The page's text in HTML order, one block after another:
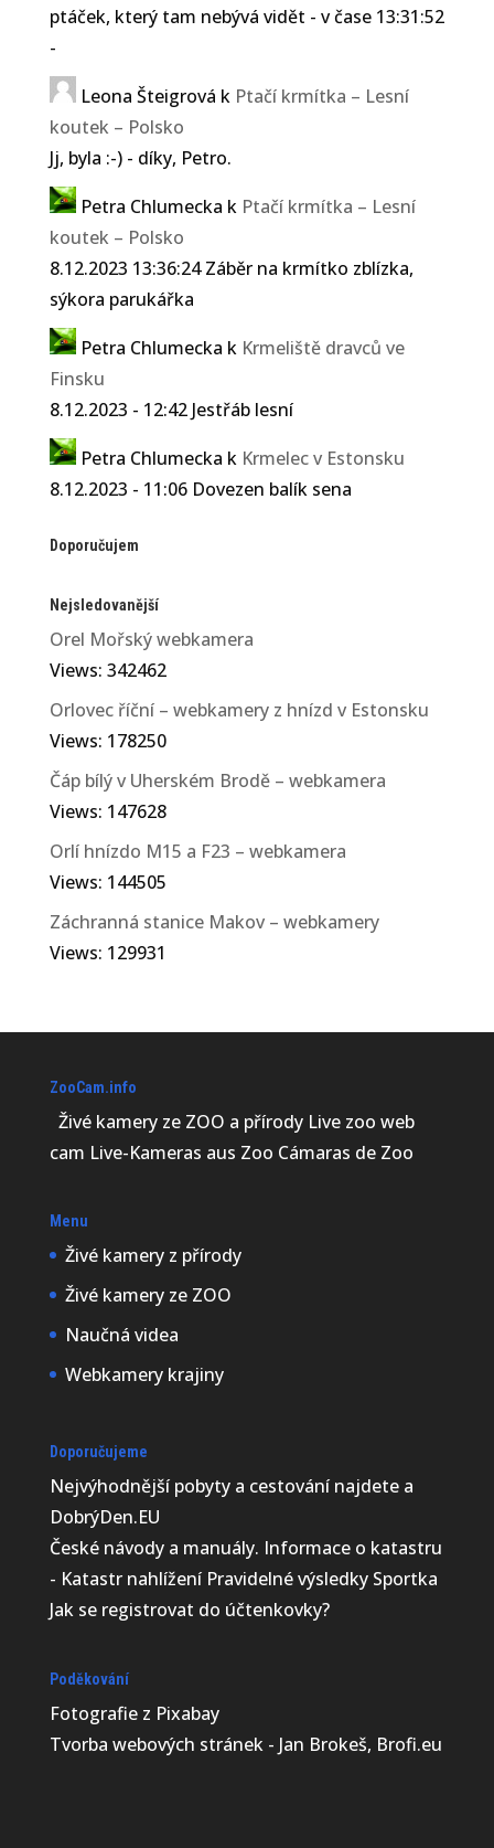
ptáček, který tam nebývá vidět - v čase 13:31:52
-
Leona Šteigrová k Ptačí krmítka – Lesní
koutek – Polsko
Jj, byla :-) - díky, Petro.
Petra Chlumecka k Ptačí krmítka – Lesní
koutek – Polsko
8.12.2023 13:36:24 Záběr na krmítko zblízka,
sýkora parukářka
Petra Chlumecka k Krmeliště dravců ve
Finsku
8.12.2023 - 12:42 Jestřáb lesní
Petra Chlumecka k Krmelec v Estonsku
8.12.2023 - 11:06 Dovezen balík sena
Doporučujem
Nejsledovanější
Orel Mořský webkamera
Views: 342462
Orlovec říční – webkamery z hnízd v Estonsku
Views: 178250
Čáp bílý v Uherském Brodě – webkamera
Views: 147628
Orlí hnízdo M15 a F23 – webkamera
Views: 144505
Záchranná stanice Makov – webkamery
Views: 129931
ZooCam.info
Živé kamery ze ZOO a přírody Live zoo web
cam Live-Kameras aus Zoo Cámaras de Zoo
Menu
Živé kamery z přírody
Živé kamery ze ZOO
Naučná videa
Webkamery krajiny
Doporučujeme
Nejvýhodnější pobyty a cestování najdete a
DobrýDen.EU
České návodya manuály. Informace o katastru
- Katastr nahlíženíPravidelné výsledky Sportka
Jak se registrovat do účtenkovky?
Poděkování
Fotografie z Pixabay
Tvorba webových stránek - Jan Brokeš, Brofi.eu